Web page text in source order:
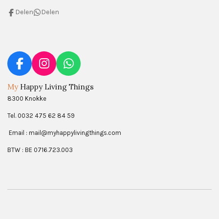
Delen Delen
F
c
e
b
o
k
I
s
t
a
r
a
W
a
s
p
p
MyHappy Living Things
8300 Knokke
Tel. 0032 475 62 84 59
Email : mail@myhappylivingthings.com
BTW : BE 0716.723.003